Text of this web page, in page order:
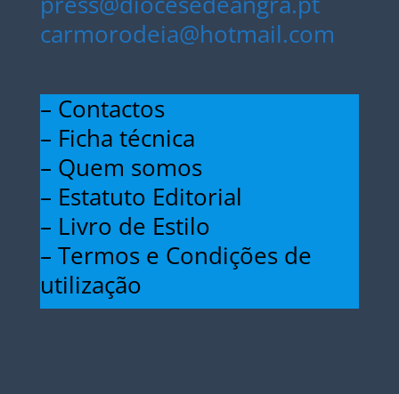
carmorodeia@hotmail.com
– Contactos
– Ficha técnica
– Quem somos
– Estatuto Editorial
– Livro de Estilo
– Termos e Condições de
utilização